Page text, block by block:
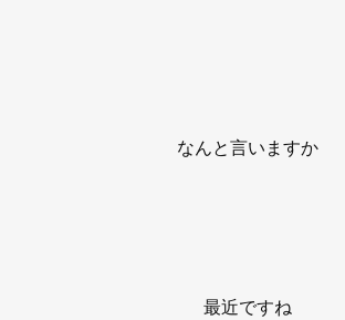
なんと言いますか
最近ですね